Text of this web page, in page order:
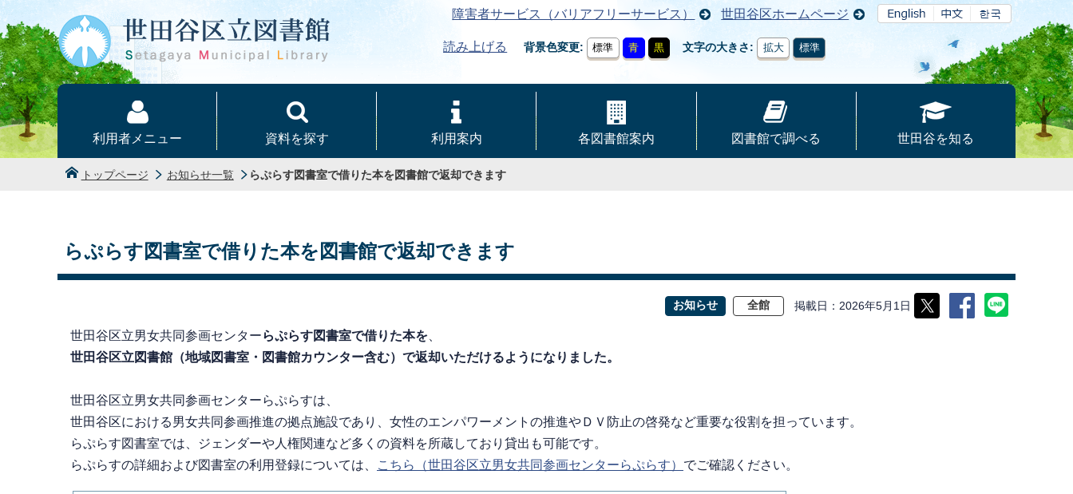
本文へ
障害者サービス（バリアフリーサービス） 世田谷区ホームページ
読み上げる 背景色変更 標準 青 黒 文字の大きさ 拡大 標準
利用者メニュー 資料を探す 利用案内 各図書館案内 図書館で調べる 世田谷を知る
トップページ お知らせ一覧 らぷらす図書室で借りた本を図書館で返却できます
らぷらす図書室で借りた本を図書館で返却できます
お知らせ 全館 掲載日 2026年5月1日
世田谷区立男女共同参画センターらぷらす図書室で借りた本を
世田谷区立図書館（地域図書室・図書館カウンター含む）で返却いただけるようになりました。
世田谷区立男女共同参画センターらぷらすは、
世田谷区における男女共同参画推進の拠点施設であり、女性のエンパワーメントの推進やＤＶ防止の啓発など重要な役割を担っています。
らぷらす図書室では、
ジェンダーや人権関連など多くの資料を所蔵しており貸出も可能です。
らぷらすの詳細および図書室の利用登録については、
こちら（世田谷区立男女共同参画センターらぷらす） でご確認ください。